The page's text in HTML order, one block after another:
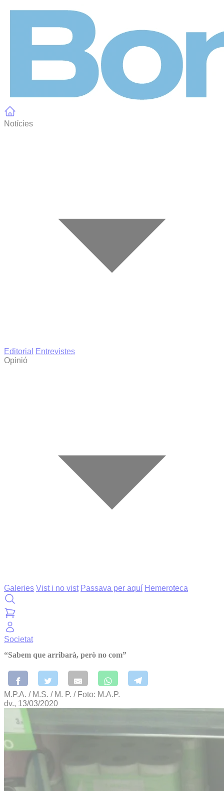
Notícies
Editorial
Entrevistes
Opinió
Galeries Vist i no vist Passava per aquí Hemeroteca
Societat
“Sabem que arribarà, però no com”
M.P.A. / M.S. / M. P. / Foto: M.A.P.
dv., 13/03/2020